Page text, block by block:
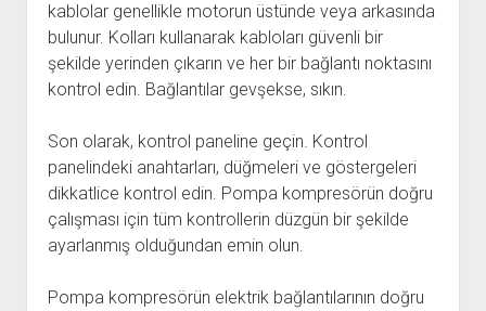
kablolar genellikle motorun üstünde veya arkasında
bulunur. Kolları kullanarak kabloları güvenli bir
şekilde yerinden çıkarın ve her bir bağlantı noktasını
kontrol edin. Bağlantılar gevşekse, sıkın.
Son olarak, kontrol paneline geçin. Kontrol
panelindeki anahtarları, düğmeleri ve göstergeleri
dikkatlice kontrol edin. Pompa kompresörün doğru
çalışması için tüm kontrollerin düzgün bir şekilde
ayarlanmış olduğundan emin olun.
Pompa kompresörün elektrik bağlantılarının doğru